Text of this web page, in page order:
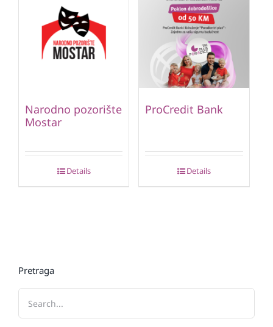
Narodno pozorište
Mostar
Details
ProCredit Bank
Details
Pretraga